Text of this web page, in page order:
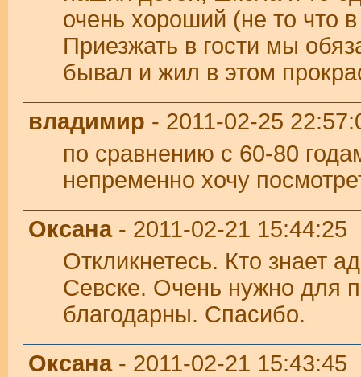
очень хороший (не то что
Приезжать в гости мы
бывал и жил в этом
владимир - 2011-02-25
по сравнению с 60-80
непременно хочу
Оксана- 2011-02-21 15:44:25
Откликнетесь. Кто знает
Севске. Очень нужно для
благодарны. Спасибо.
Оксана- 2011-02-21 15:43:45